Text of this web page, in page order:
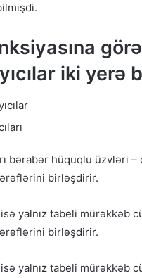
iki yerə
bərabər hüquqlu üzvləri
birləşdirir.
isə yalnız tabeli
birləşdirir.
isə yalnız tabeli